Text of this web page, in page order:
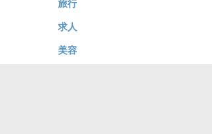
旅行
求人
美容